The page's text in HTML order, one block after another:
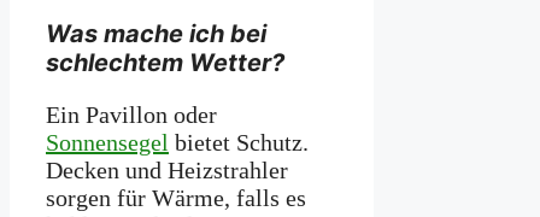
Was mache ich bei
schlechtem Wetter?
Ein Pavillon oder
Sonnensegel bietet Schutz.
Decken und Heizstrahler
sorgen für Wärme, falls es